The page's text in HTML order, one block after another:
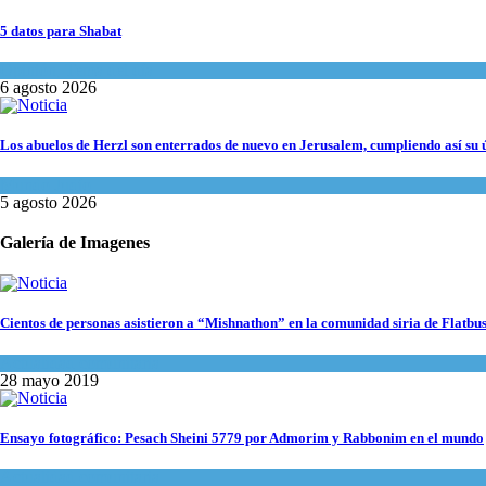
5 datos para Shabat
6 agosto 2026
Los abuelos de Herzl son enterrados de nuevo en Jerusalem, cumpliendo así su
5 agosto 2026
Galería de Imagenes
Cientos de personas asistieron a “Mishnathon” en la comunidad siria de
28 mayo 2019
Ensayo fotográfico: Pesach Sheini 5779 por Admorim y Rabbonim en el mundo